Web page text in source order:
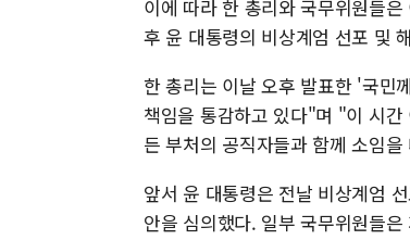
이에 따라 한 총리와 국무위원들
후 윤 대통령의 비상계엄 선포 및
한 총리는 이날 오후 발표한 '국민
책임을 통감하고 있다"며 "이 시
든 부처의 공직자들과 함께 소임
앞서 윤 대통령은 전날 비상계엄
안을 심의했다. 일부 국무위원들